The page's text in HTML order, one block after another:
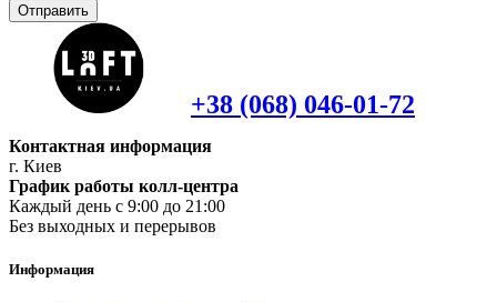
Отправить
+38 (068) 046-01-72
Контактная информация
г. Киев
График работы колл-центра
Каждый день с 9:00 до 21:00
Без выходных и перерывов
Информация